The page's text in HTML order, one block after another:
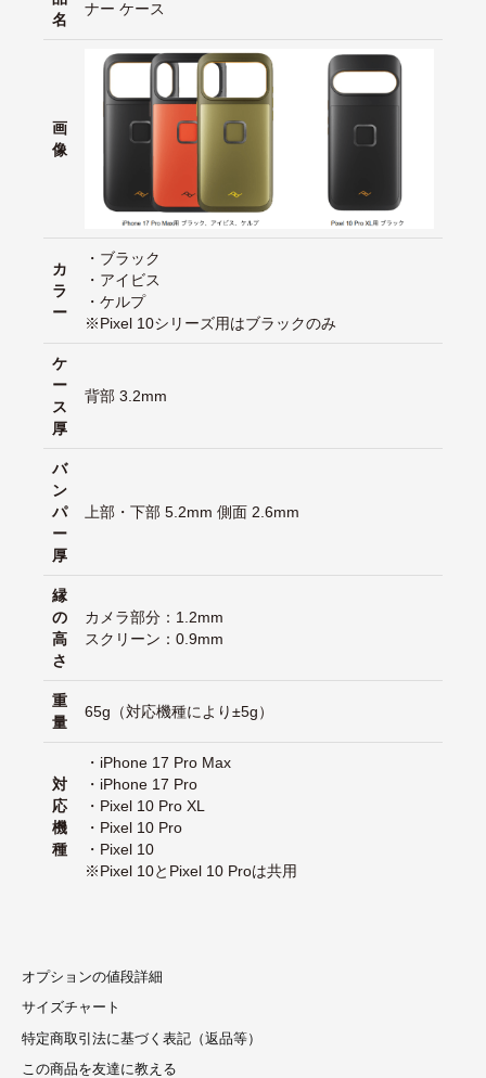
名
ナー ケース
画
像
カ
ラ
ー
・ブラック
・アイビス
・ケルプ
※Pixel 10シリーズ用はブラックのみ
ケ
ー
ス
厚
背部 3.2mm
バ
ン
パ
ー
厚
上部・下部 5.2mm 側面 2.6mm
縁
の
高
さ
カメラ部分：1.2mm
スクリーン：0.9mm
重
量
65g（対応機種により±5g）
対
応
機
種
・iPhone 17 Pro Max
・iPhone 17 Pro
・Pixel 10 Pro XL
・Pixel 10 Pro
・Pixel 10
※Pixel 10とPixel 10 Proは共用
オプションの値段詳細
サイズチャート
特定商取引法に基づく表記（返品等）
この商品を友達に教える